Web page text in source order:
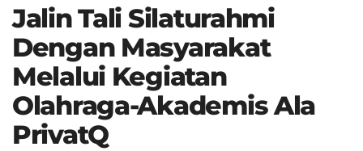
Jalin Tali Silaturahmi
Dengan Masyarakat
Melalui Kegiatan
Olahraga-Akademis Ala
PrivatQ